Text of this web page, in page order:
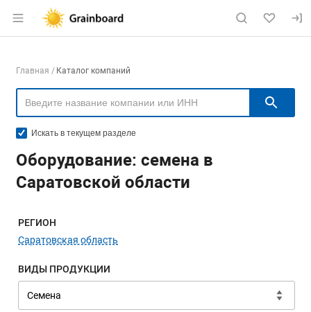
Раздел навигации по сайту
Навигация по компаниям
Главная Каталог компаний
Искать в текущем разделе
Оборудование: семена в
Саратовской области
Меню навигации
РЕГИОН
Саратовская область
ВИДЫ ПРОДУКЦИИ